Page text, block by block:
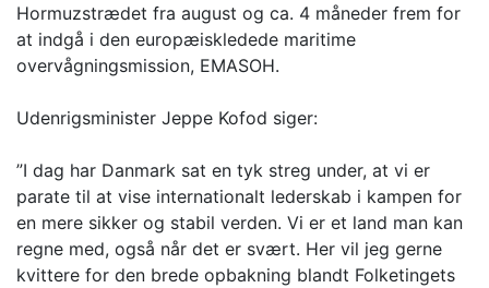
Hormuzstrædet fra august og ca. 4 måneder frem for
at indgå i den europæiskledede maritime
overvågningsmission, EMASOH.
Udenrigsminister Jeppe Kofod siger:
”I dag har Danmark sat en tyk streg under, at vi er
parate til at vise internationalt lederskab i kampen for
en mere sikker og stabil verden. Vi er et land man kan
regne med, også når det er svært. Her vil jeg gerne
kvittere for den brede opbakning blandt Folketingets